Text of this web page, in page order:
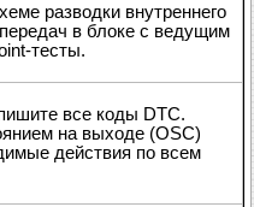
разводки внутреннего
в блоке с ведущим
тесты.
все коды DTC.
на выходе (OSC)
действия по всем